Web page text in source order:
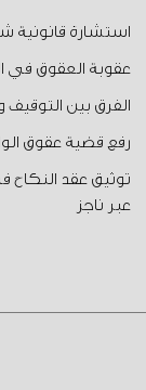
استشارة قانونية
عقوبة العقوق في
الفرق بين
رفع قضية عقوق
توثيق عقد
عبر ناجز